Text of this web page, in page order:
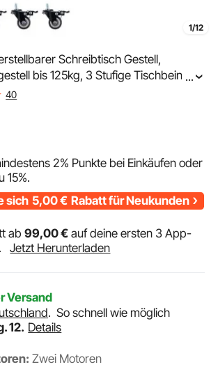
1/12
Schreibtisch Gestell,
bis 125kg, 3 Stufige Tischbeine
Höhenanzeige
...
40
2% Punkte bei Einkäufen oder
15%.
sich 5,00€ Rabatt für Neukunden
ab99,00€ auf deine ersten 3 App-
Jetzt Herunterladen
Versand
.So schnell wie möglich
12. Details
Zwei Motoren